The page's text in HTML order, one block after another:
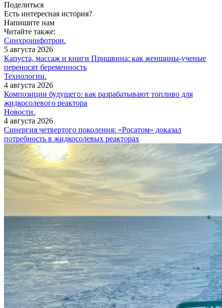
Поделиться
Есть интересная история?
Напишите нам
Читайте также:
Синхроинфотрон.
5 августа 2026
Капуста, массаж и книги Пришвина: как женщины-ученые
переносят беременность
Технологии.
4 августа 2026
Композиции будущего: как разрабатывают топливо для
жидкосолевого реактора
Новости.
4 августа 2026
Синергия четвертого поколения: «Росатом» доказал
потребность в жидкосолевых реакторах